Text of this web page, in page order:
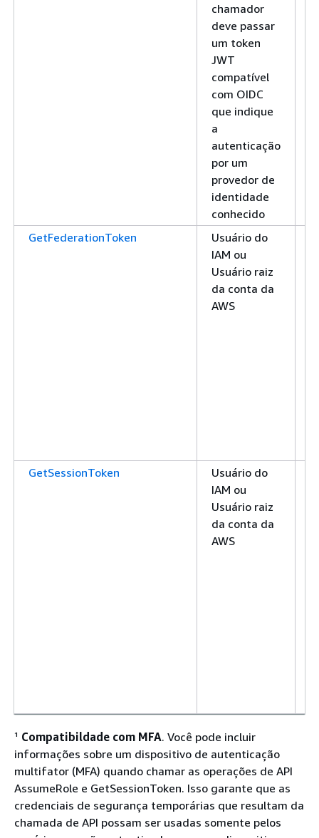
chamador
deve passar
um token
JWT
compatível
com OIDC
que indique
a
autenticação
por um
provedor de
identidade
conhecido
GetFederationToken
Usuário do
IAM ou
Usuário raiz
da conta da
AWS
GetSessionToken
Usuário do
IAM ou
Usuário raiz
da conta da
AWS
¹ Compatibildade com MFA. Você pode incluir
informações sobre um dispositivo de autenticação
multifator (MFA) quando chamar as operações de API
AssumeRole e GetSessionToken. Isso garante que as
credenciais de segurança temporárias que resultam da
chamada de API possam ser usadas somente pelos